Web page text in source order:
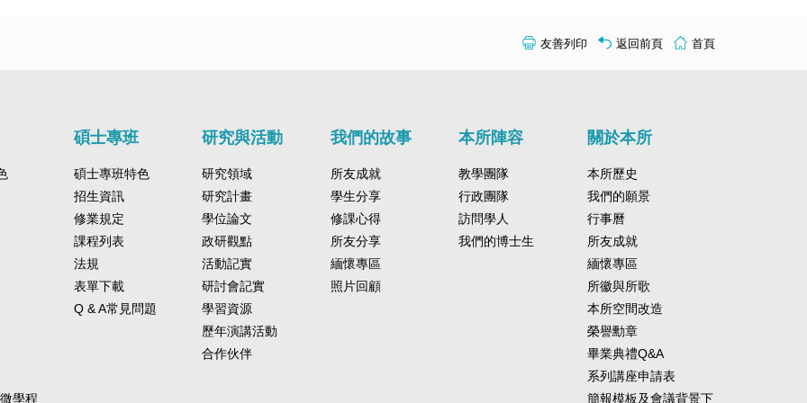
友善列印 返回前頁 首頁
學程
碩士專班
碩士專班特色
招生資訊
修業規定
課程列表
法規
表單下載
Q & A常見問題
研究與活動
研究領域
研究計畫
學位論文
政研觀點
活動記實
研討會記實
學習資源
歷年演講活動
合作伙伴
我們的故事
所友成就
學生分享
修課心得
所友分享
緬懷專區
照片回顧
本所陣容
教學團隊
行政團隊
訪問學人
我們的博士生
關於本所
本所歷史
我們的願景
行事曆
所友成就
緬懷專區
所徽與所歌
本所空間改造
榮譽勳章
畢業典禮Q&A
系列講座申請表
簡報模板及會議背景下